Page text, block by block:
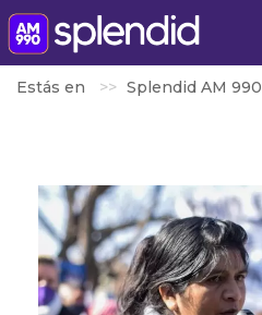
Estás en Splendid AM 990